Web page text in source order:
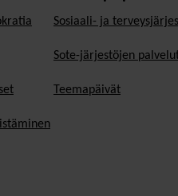
Sosiaali- ja
Sote-järjestöjen
Teemapäivät